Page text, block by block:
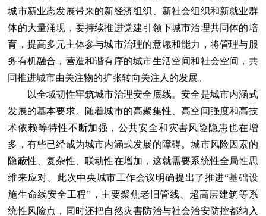
城市新业态发展带来的新经济组织、新社会组织和新就业群
体的大量涌现，要持续推进党建引领下城市治理共同体的培
育，提高多元主体参与城市治理的意愿和能力，将管理与服
务有机融合，营造和谐有序的城市生活空间和社会空间，共
同推进城市由关注物的扩张转向关注人的发展。
以全域韧性牢筑城市治理安全底线。安全是城市内涵式
发展的基本要求。随着城市的高聚集性、高空间强度和高技
术依赖等特性不断加强，公共安全和灾害风险隐患也在增
多，有些已经成为城市内涵式发展的障碍。城市风险因素的
隐蔽性、复杂性、联动性在增加，这就需要系统性全局性思
维来应对。此次中央城市工作会议明确提出了推进“基础设
施生命线安全工程”，主要聚焦老旧管线、超高层建筑等系
统性风险点，同时还把自然灾害防治与社会治安防控都纳入